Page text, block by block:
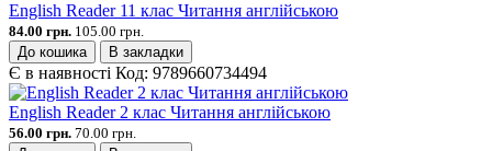
English Reader 11 клас Читання англійською
84.00 грн. 105.00 грн.
До кошика
В закладки
Є в наявності Код: 9789660734494
English Reader 2 клас Читання англійською
56.00 грн. 70.00 грн.